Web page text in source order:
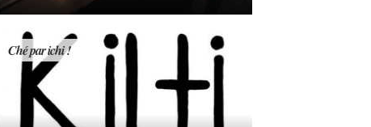
Ché par ichi !